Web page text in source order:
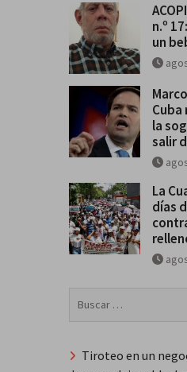
n.º
un
Cuba
la
salir
La
días
Tiroteo en un